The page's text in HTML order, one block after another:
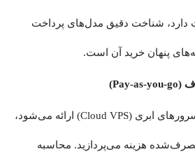
دارد، شناخت دقیق مدل‌های پرداخت
پنهان خرید آن است.
در این مدل که بیشتر در سرورهای ابری (Cloud VPS) ارائه می‌شود،
مصرف‌شده هزینه می‌پردازید. محاسبه